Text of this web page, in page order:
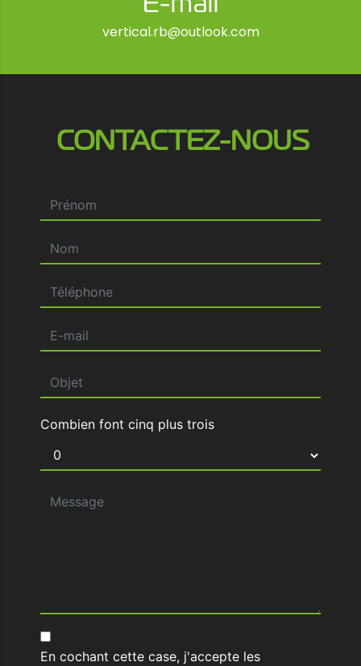
vertical.rb@outlook.com
CONTACTEZ-NOUS
Combien font cinq plus trois
En cochant cette case, j'accepte les